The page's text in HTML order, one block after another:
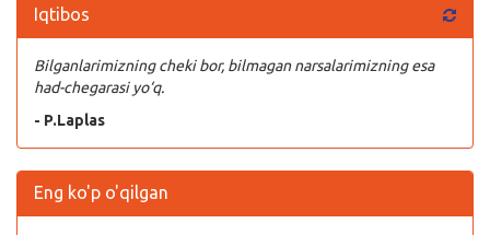
Iqtibos
Bilganlarimizning cheki bor, bilmagan narsalarimizning esa
had-chegarasi yo‘q.
- P.Laplas
Eng ko'p o'qilgan